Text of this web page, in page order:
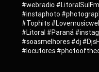
#webradio
#instaphoto
#Tophits
#Litoral #Paraná
#soasmelhores #dj
#locutores